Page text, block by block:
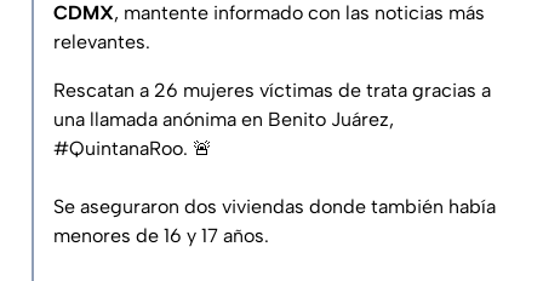
CDMX, mantente informado con las noticias más
relevantes.
Rescatan a 26 mujeres víctimas de trata gracias a
una llamada anónima en Benito Juárez,
#QuintanaRoo. 🚨
Se aseguraron dos viviendas donde también había
menores de 16 y 17 años.